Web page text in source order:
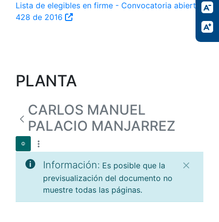
Lista de elegibles en firme - Convocatoria abierta
428 de 2016
PLANTA
CARLOS MANUEL
PALACIO MANJARREZ
Información: Es posible que la
previsualización del documento no
muestre todas las páginas.